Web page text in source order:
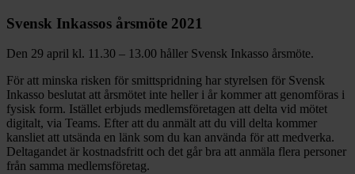
Svensk Inkassos årsmöte 2021
Den 29 april kl. 11.30 – 13.00 håller Svensk Inkasso årsmöte.
För att minska risken för smittspridning har styrelsen för Svensk
Inkasso beslutat att årsmötet inte heller i år kommer att genomföras i
fysisk form. Istället erbjuds medlemsföretagen att delta vid mötet
digitalt, via Teams. Efter att du anmält att du vill delta kommer
kansliet att utsända en länk som du kan använda för att medverka.
Deltagandet är kostnadsfritt och det går bra att anmäla flera personer
från samma medlemsföretag.